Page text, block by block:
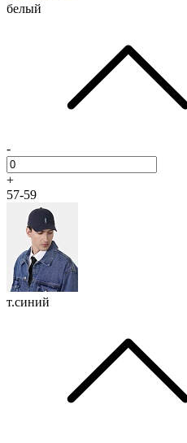
белый
-
+
57-59
т.синий